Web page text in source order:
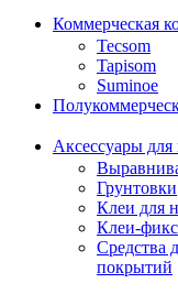
Коммерческая
Tecsom
Tapisom
Suminoe
Аксессуары
Грунтовки
Клеи для
Клеи-
Средства
покрытий